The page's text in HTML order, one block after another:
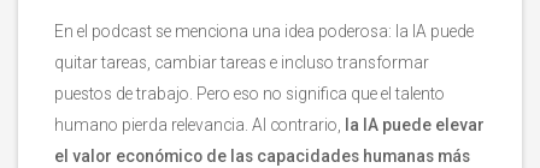
En el podcast se menciona una idea poderosa: la IA puede
quitar tareas, cambiar tareas e incluso transformar
puestos de trabajo. Pero eso no significa que el talento
humano pierda relevancia. Al contrario,
la IA puede elevar
el valor económico de las capacidades humanas más